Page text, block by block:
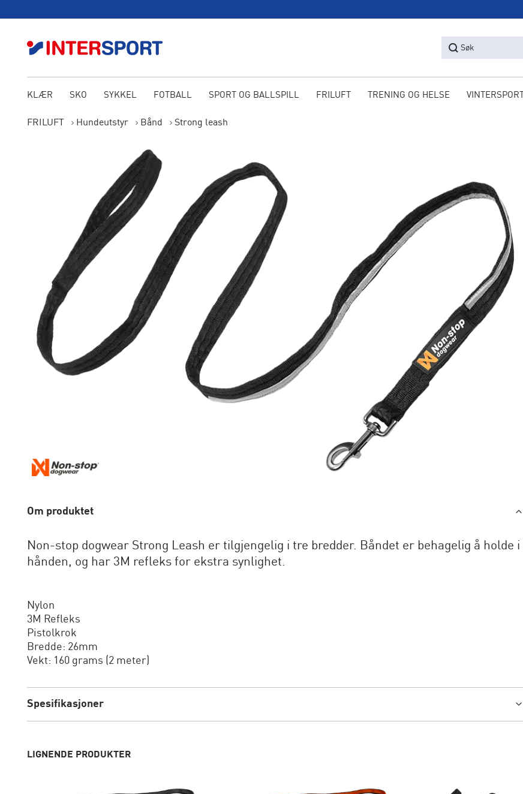
Søk
KLÆR SKO SYKKEL FOTBALL SPORT OG BALLSPILL FRILUFT TRENING OG HELSE VINTERSPORT
FRILUFT Hundeutstyr Bånd Strong leash
Om produktet
Non-stop dogwear Strong Leash er tilgjengelig i tre bredder. Båndet er behagelig å holde i
hånden, og har 3M refleks for ekstra synlighet.
Nylon
3M Refleks
Pistolkrok
Bredde: 26mm
Vekt: 160 grams (2 meter)
Spesifikasjoner
LIGNENDE PRODUKTER